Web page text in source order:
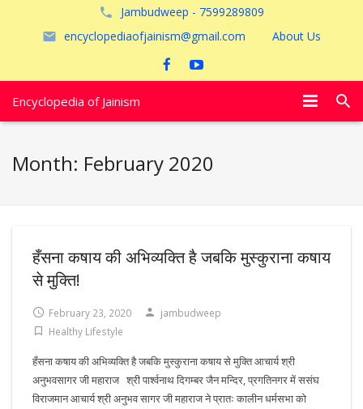
Jambudweep - 7599289809
encyclopediaofjainism@gmail.com
About Us
Encyclopedia of Jainism
अयोध्या
Month: February 2020
हँसना कषाय की अभिव्यक्ति है जबकि मुस्कुराना कषाय
से मुक्ति!
February 23, 2020
jambudweep
Healthy Lifestyle
हँसना कषाय की अभिव्यक्ति है जबकि मुस्कुराना कषाय से मुक्ति आचार्य श्री
अनुभवसागर जी महाराज श्री पार्श्वनाथ दिगम्बर जैन मन्दिर, प्रगतिनगर में ससंघ
विराजमान आचार्य श्री अनुभव सागर जी महाराज ने प्रातः कालीन धर्मसभा को